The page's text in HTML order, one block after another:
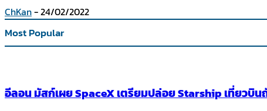
ChKan-24/02/2022
Most Popular
อีลอน มัสก์เผย SpaceX เตรียมปล่อย Starship เที่ยวบิ